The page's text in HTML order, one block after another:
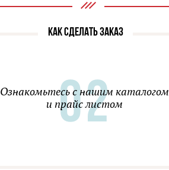
КАК СДЕЛАТЬ ЗАКАЗ
Ознакомьтесь с нашим каталогом
и прайс листом